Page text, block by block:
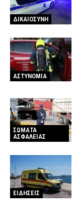
ΔΙΚΑΙΟΣΥΝΗ
ΑΣΤΥΝΟΜΙΑ
ΣΩΜΑΤΑ
ΑΣΦΑΛΕΙΑΣ
ΕΙΔΗΣΕΙΣ